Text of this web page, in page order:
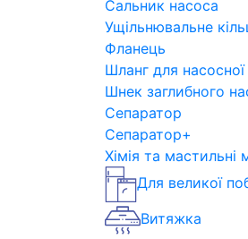
Сальник насоса
Ущільнювальне
Фланець
Шланг для насосної
Шнек заглибного
Сепаратор
Сепаратор+
Хімія та мастильні
Для великої
Витяжка